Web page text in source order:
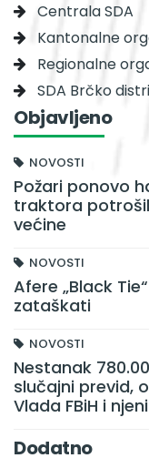
Centrala SDA
Kantonalne
Regionalne
SDA Brčko
Objavljeno
NOVOSTI
Požari ponovo
traktora
većine
NOVOSTI
Afere „Black
zataškati
NOVOSTI
Nestanak
slučajni previd,
Vlada FBiH i
Dodatno